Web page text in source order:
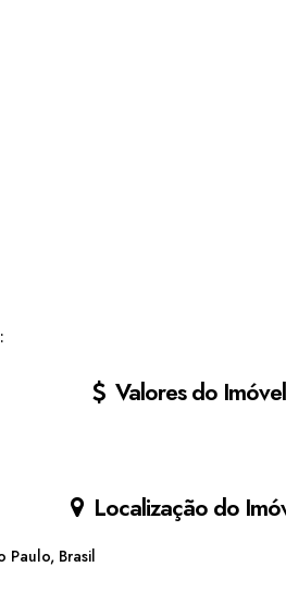
Valores do Imóvel
Localização do
Paulo, Brasil